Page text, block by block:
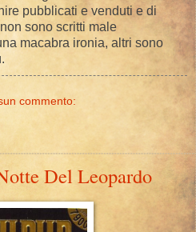
pubblicati e venduti e di
sono scritti male
macabra ironia, altri sono
commento:
Del Leopardo